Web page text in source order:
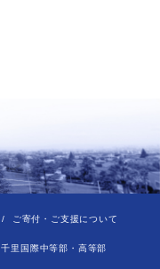
ご寄付・ご支援について
千里国際中等部・高等部